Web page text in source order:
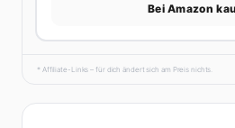
Bei Amazon
* Affiliate-Links – für dich ändert sich am Preis nichts.